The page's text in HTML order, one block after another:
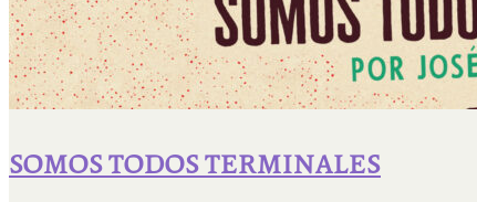
SOMOS TODOS TERMINALES